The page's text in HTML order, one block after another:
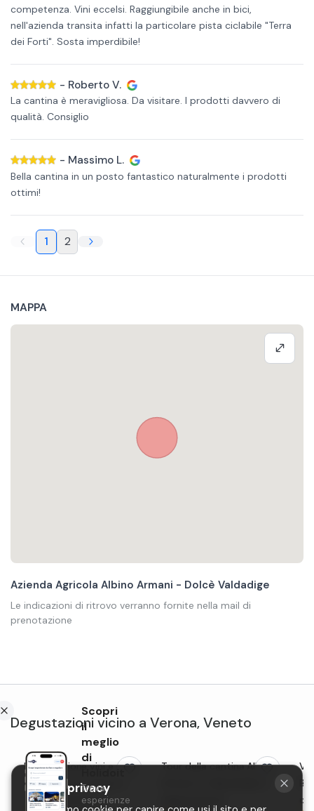
competenza. Vini eccelsi. Raggiungibile anche in bici,
nell'azienda transita infatti la particolare pista ciclabile "Terra
dei Forti". Sosta imperdibile!
- Roberto V.
La cantina è meravigliosa. Da visitare. I prodotti davvero di
qualità. Consiglio
- Massimo L.
Bella cantina in un posto fantastico naturalmente i prodotti
ottimi!
1 2
MAPPA
Azienda Agricola Albino Armani - Dolcè Valdadige
Le indicazioni di ritrovo verranno fornite nella mail di
prenotazione
Degustazioni vicino a Verona,Veneto
Degustazione vini e visita
alla Tenuta La Presa a
Caprino Veronese
Tour della cantina Albino
Scopri
il
meglio
di
Trova
esperienze
La tua privacy